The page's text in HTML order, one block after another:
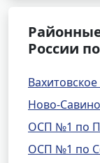
России
Ново-
ОСП №1 по
ОСП №1 по